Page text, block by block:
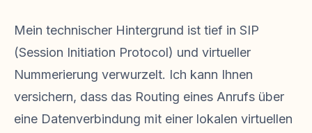
Mein technischer Hintergrund ist tief in SIP
(Session Initiation Protocol) und virtueller
Nummerierung verwurzelt. Ich kann Ihnen
versichern, dass das Routing eines Anrufs über
eine Datenverbindung mit einer lokalen virtuellen